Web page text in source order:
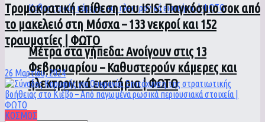
Μέτρα στα γήπεδα: Ανοίγουν στις 13
Φεβρουαρίου – Καθυστερούν κάμερες και
ηλεκτρονικά εισιτήρια | ΦΩΤΟ
Τρομοκρατική επίθεση του ΙSIS: Παγκόσμιο σοκ από
το μακελειό στη Μόσχα – 133 νεκροί και 152
τραυματίες | ΦΩΤΟ
26 Μαρτίου, 2024
ΚΟΣΜΟΣ